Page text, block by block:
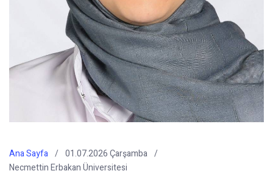
Ana Sayfa
01.07.2026 Çarşamba
Necmettin Erbakan Üniversitesi